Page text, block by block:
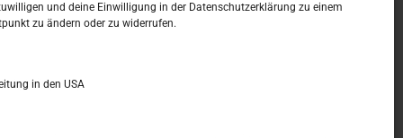
und deine Einwilligung in der Datenschutzerklärung zu einem
zu ändern oder zu widerrufen.
in den USA
–
Kalendar